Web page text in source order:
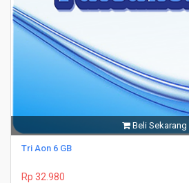
Beli Sekarang
Tri Aon 6 GB
Rp 32.980